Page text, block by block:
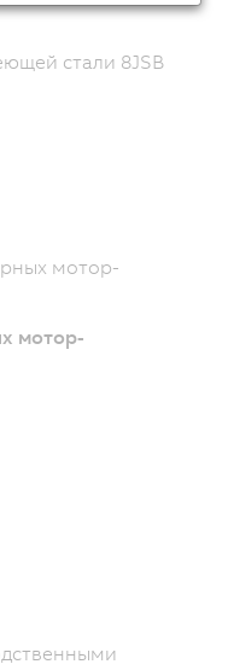
стали 8JSB
мотор-
мотор-